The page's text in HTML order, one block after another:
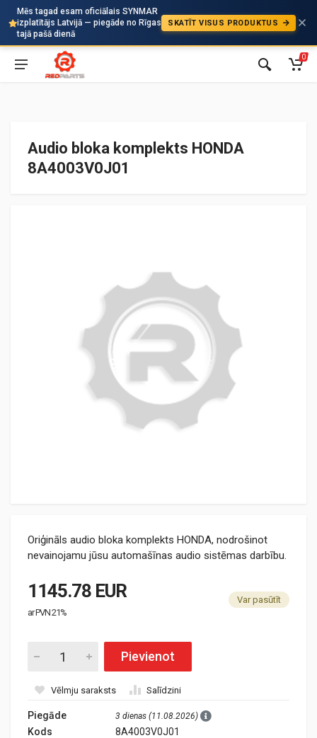
Mēs tagad esam oficiālais SYNMAR
izplatītājs Latvijā — piegāde no Rīgas
tajā pašā dienā
SKATĪT VISUS PRODUKTUS
Auto
0
Audio bloka komplekts HONDA
8A4003V0J01
Oriģināls audio bloka komplekts HONDA, nodrošinot
nevainojamu jūsu automašīnas audio sistēmas darbību.
1145.78 EUR
ar PVN 21%
Var pasūtīt
Pievienot
Vēlmju saraksts Salīdzini
Piegāde 3 dienas (11.08.2026)
Kods
8A4003V0J01